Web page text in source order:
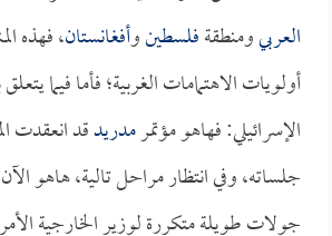
العربيومنطقةفلسطينوأفغانستان، فهذه
أولويات الاهتمامات الغربية؛ فأما فيما
الإسرائيلي: فهاهو مؤتمرمدريدقد انعقدت
جلساته، وفي انتظار مراحل تالية، هاهو
جولات طويلة متكررة لوزير الخارجية